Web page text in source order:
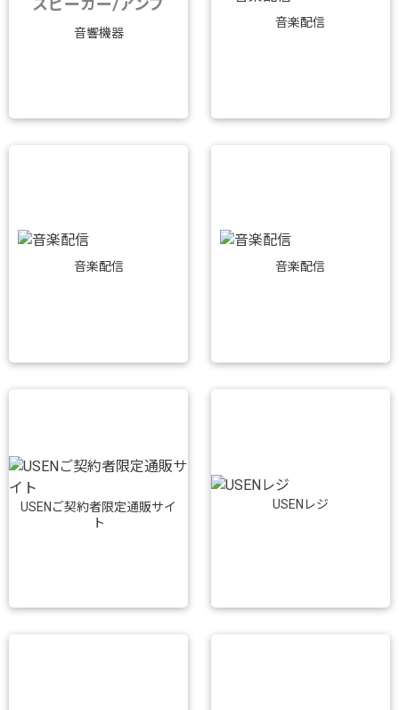
スピーカー/アンプ
音響機器
音楽配信
音楽配信 音楽配信
USENご契約者限定通販サイ
ト
USENレジ